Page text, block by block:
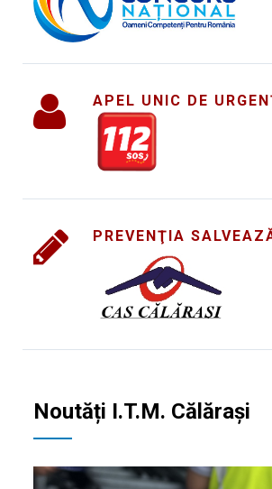
APEL UNIC DE
PREVENŢIA
Noutăți I.T.M. Călăraşi